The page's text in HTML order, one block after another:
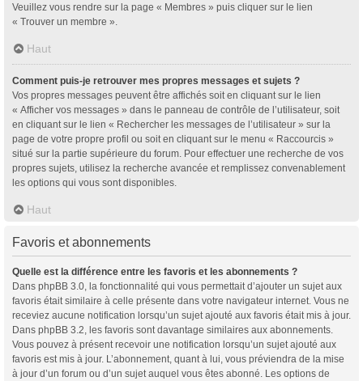
Veuillez vous rendre sur la page « Membres » puis cliquer sur le lien
« Trouver un membre ».
Haut
Comment puis-je retrouver mes propres messages et sujets ?
Vos propres messages peuvent être affichés soit en cliquant sur le lien
« Afficher vos messages » dans le panneau de contrôle de l’utilisateur, soit
en cliquant sur le lien « Rechercher les messages de l’utilisateur » sur la
page de votre propre profil ou soit en cliquant sur le menu « Raccourcis »
situé sur la partie supérieure du forum. Pour effectuer une recherche de vos
propres sujets, utilisez la recherche avancée et remplissez convenablement
les options qui vous sont disponibles.
Haut
Favoris et abonnements
Quelle est la différence entre les favoris et les abonnements ?
Dans phpBB 3.0, la fonctionnalité qui vous permettait d’ajouter un sujet aux
favoris était similaire à celle présente dans votre navigateur internet. Vous ne
receviez aucune notification lorsqu’un sujet ajouté aux favoris était mis à jour.
Dans phpBB 3.2, les favoris sont davantage similaires aux abonnements.
Vous pouvez à présent recevoir une notification lorsqu’un sujet ajouté aux
favoris est mis à jour. L’abonnement, quant à lui, vous préviendra de la mise
à jour d’un forum ou d’un sujet auquel vous êtes abonné. Les options de